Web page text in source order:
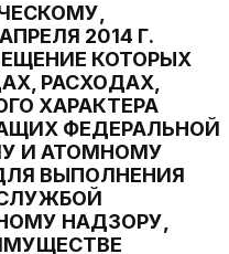
2014 Г.
КОТОРЫХ
РАСХОДАХ,
ХАРАКТЕРА
ФЕДЕРАЛЬНОЙ
И АТОМНОМУ
ВЫПОЛНЕНИЯ
НАДЗОРУ,